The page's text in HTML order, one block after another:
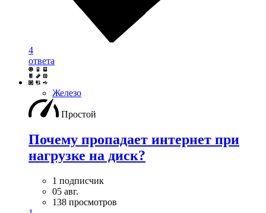
4
ответа
Железо
Простой
Почему пропадает интернет при
нагрузке на диск?
1 подписчик
05 авг.
138 просмотров